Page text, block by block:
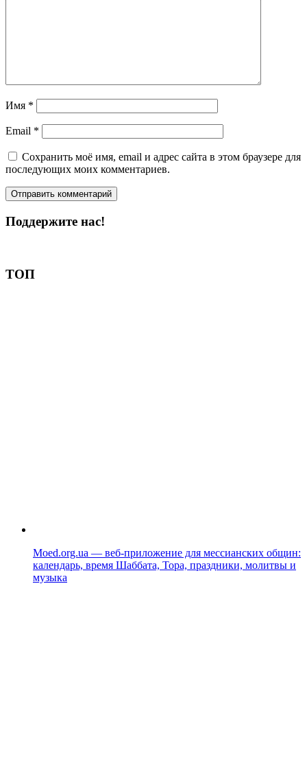
Имя *
Email *
Сохранить моё имя, email и адрес сайта в этом браузере для
последующих моих комментариев.
Поддержите нас!
ТОП
Moed.org.ua — веб-приложение для мессианских общин:
календарь, время Шаббата, Тора, праздники, молитвы и
музыка